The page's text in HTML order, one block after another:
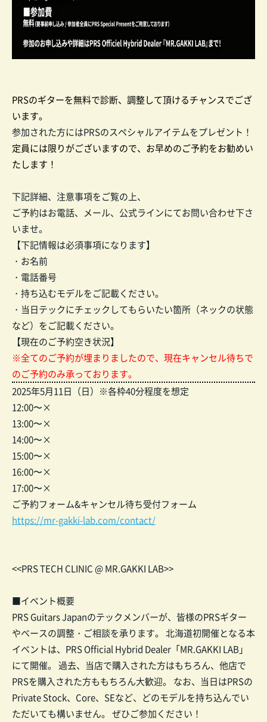
PRSのギターを無料で診断、調整して頂けるチャンスでござ
います。
参加された方にはPRSのスペシャルアイテムをプレゼント！
定員には限りがございますので、お早めのご予約をお勧めい
たします！
下記詳細、注意事項をご覧の上、
ご予約はお電話、メール、公式ラインにてお問い合わせ下さ
いませ。
【下記情報は必須事項になります】
・お名前
・電話番号
・持ち込むモデルをご記載ください。
・当日テックにチェックしてもらいたい箇所（ネックの状態
など）をご記載ください。
【現在のご予約空き状況】
※全てのご予約が埋まりましたので、現在キャンセル待ちで
のご予約のみ承っております。
2025年5月11日（日）※各枠40分程度を想定
12:00〜×
13:00〜×
14:00〜×
15:00〜×
16:00〜×
17:00〜×
ご予約フォーム&キャンセル待ち受付フォーム
https://mr-gakki-lab.com/contact/
<<PRS TECH CLINIC @ MR.GAKKI LAB>>
■イベント概要
PRS Guitars Japanのテックメンバーが、皆様のPRSギター
やベースの調整・ご相談を承ります。 北海道初開催となる本
イベントは、PRS Official Hybrid Dealer「MR.GAKKI LAB」
にて開催。 過去、当店で購入された方はもちろん、他店で
PRSを購入された方ももちろん大歓迎。 なお、当日はPRSの
Private Stock、Core、SEなど、どのモデルを持ち込んでい
ただいても構いません。 ぜひご参加ください！